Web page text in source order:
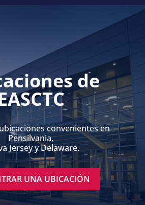
de
convenientes en
Pensilvania,
Jersey y Delaware.
UNA UBICACIÓN